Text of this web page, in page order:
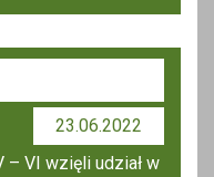
23.06.2022
– VI wzięli udział w